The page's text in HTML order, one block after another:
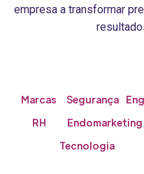
empresa a transformar
Marcas Segurança
RH
Endomarketing
Tecnologia